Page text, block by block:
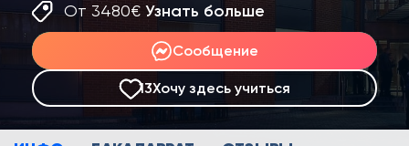
От 3480€ Узнать больше
Сообщение
13Хочу здесь учиться